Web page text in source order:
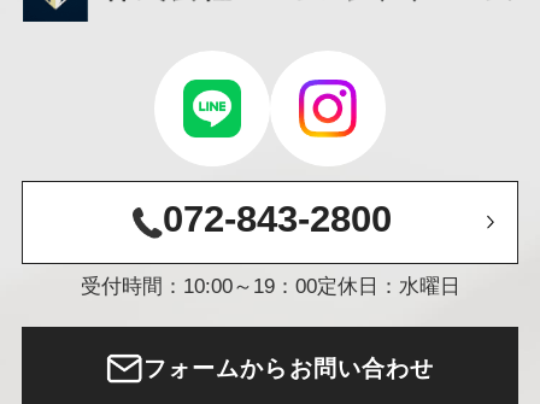
072-843-2800
受付時間：10:00～19：00定休日：水曜日
フォームからお問い合わせ